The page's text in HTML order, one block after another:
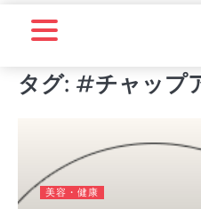
タグ: #チャップ
美容・健康